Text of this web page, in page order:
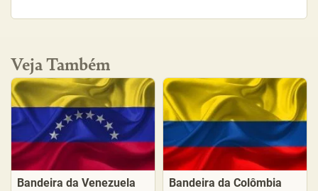
Veja Também
Bandeira da Venezuela Bandeira da Colômbia